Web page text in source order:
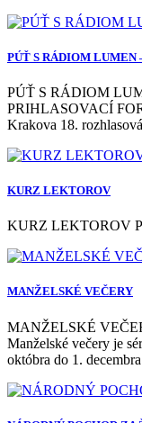
PÚŤ S RÁDIOM
PÚŤ S RÁDIOM
PRIHLASOVACÍ
Krakova 18.
KURZ LEKTOROV
KURZ LEKTOROV
MANŽELSKÉ VEČERY
MANŽELSKÉ
Manželské večery je
októbra do 1.